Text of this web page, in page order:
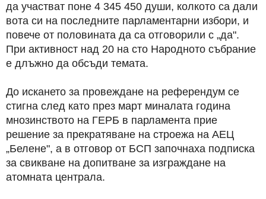
да участват поне 4 345 450 души, колкото са дали
вота си на последните парламентарни избори, и
повече от половината да са отговорили с „да".
При активност над 20 на сто Народното събрание
е длъжно да обсъди темата.
До искането за провеждане на референдум се
стигна след като през март миналата година
мнозинството на ГЕРБ в парламента прие
решение за прекратяване на строежа на АЕЦ
„Белене", а в отговор от БСП започнаха подписка
за свикване на допитване за изграждане на
атомната централа.